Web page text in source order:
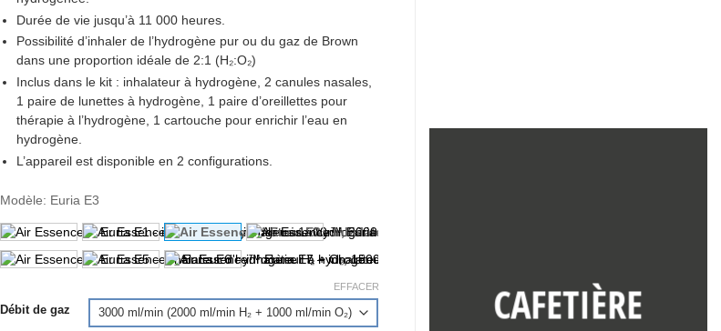
Durée de vie jusqu’à 11 000 heures.
Possibilité d’inhaler de l’hydrogène pur ou du gaz de Brown
dans une proportion idéale de 2:1 (H₂:O₂)
Inclus dans le kit : inhalateur à hydrogène, 2 canules nasales,
1 paire de lunettes à hydrogène, 1 paire d’oreillettes pour
thérapie à l’hydrogène, 1 cartouche pour enrichir l’eau en
hydrogène.
L’appareil est disponible en 2 configurations.
Modèle: Euria E3
Débit de gaz
EFFACER CAFETIÈRE